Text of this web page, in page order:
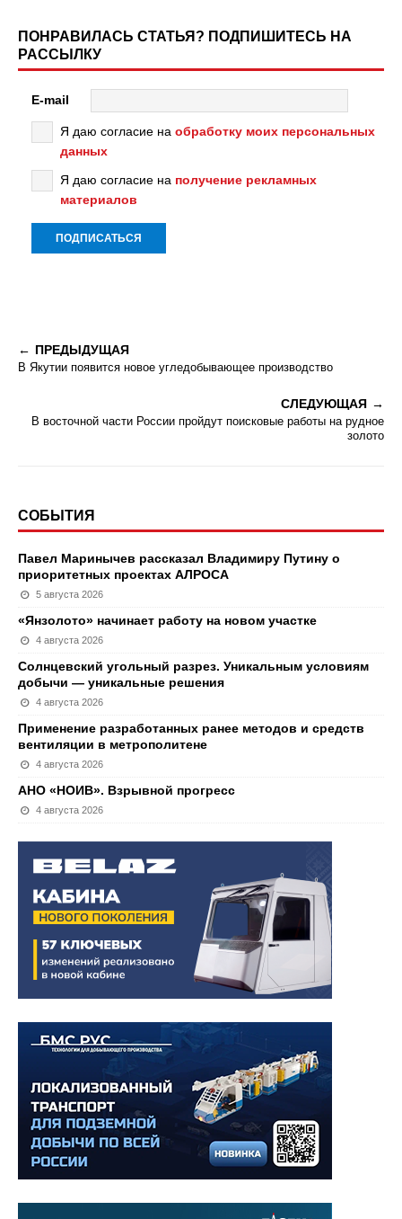
ПОНРАВИЛАСЬ СТАТЬЯ? ПОДПИШИТЕСЬ НА
РАССЫЛКУ
E-mail
Я даю согласие на обработку моих персональных
данных
Я даю согласие на получение рекламных
материалов
ПРЕДЫДУЩАЯ
В Якутии появится новое угледобывающее производство
СЛЕДУЮЩАЯ
В восточной части России пройдут поисковые работы на рудное
золото
СОБЫТИЯ
Павел Маринычев рассказал Владимиру Путину о
приоритетных проектах АЛРОСА
5 августа 2026
«Янзолото» начинает работу на новом участке
4 августа 2026
Солнцевский угольный разрез. Уникальным условиям
добычи — уникальные решения
4 августа 2026
Применение разработанных ранее методов и средств
вентиляции в метрополитене
4 августа 2026
АНО «НОИВ». Взрывной прогресс
4 августа 2026